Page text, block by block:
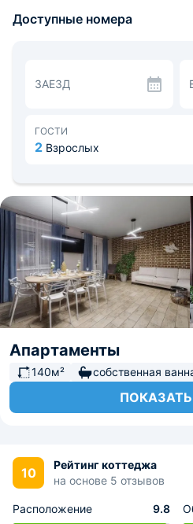
постельного белья и полотенец,
микроволновой печью,
уголком, необходимой посудой
воспользоваться специальной
шампурами и решетками.
навесом, шезлонгами и
Расстояние до аэропорта
22,2 км, до железнодорожного
11,3 км.
Доступные номера
ЗАЕЗД
ГОСТИ
2 Взрослых
Апартаменты
140м² собственная
10
Рейтинг коттеджа
на основе 5 отзывов
Расположение 9.8